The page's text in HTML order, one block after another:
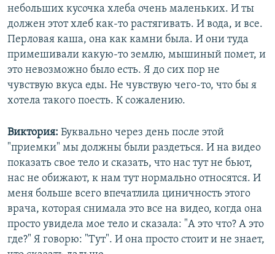
небольших кусочка хлеба очень маленьких. И ты
должен этот хлеб как-то растягивать. И вода, и все.
Перловая каша, она как камни была. И они туда
примешивали какую-то землю, мышиный помет, и
это невозможно было есть. Я до сих пор не
чувствую вкуса еды. Не чувствую чего-то, что бы я
хотела такого поесть. К сожалению.
Виктория: Буквально через день после этой
"приемки" мы должны были раздеться. И на видео
показать свое тело и сказать, что нас тут не бьют,
нас не обижают, к нам тут нормально относятся. И
меня больше всего впечатлила циничность этого
врача, которая снимала это все на видео, когда она
просто увидела мое тело и сказала: "А это что? А это
где?" Я говорю: "Тут". И она просто стоит и не знает,